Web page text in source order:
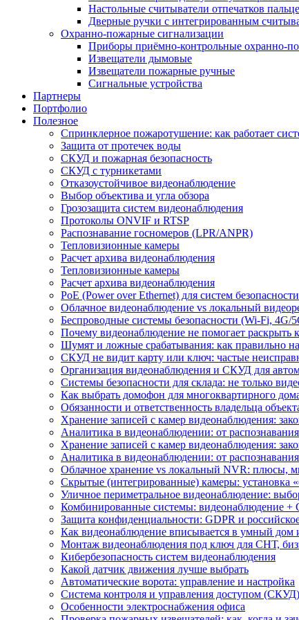
Настольные считыватели отпечатков
Дверные ручки с интегрированным
Охранно-пожарные сигнализации
Приборы приёмно-контрольные охранно-
Извещатели дымовые
Извещатели пожарные ручные
Сигнальные устройства
Партнеры
Портфолио
Полезное
Спринклерное пожаротушение: как работает
Защита от протечек воды
СКУД и пожарная безопасность
СКУД с турникетами
Отказоустойчивое видеонаблюдение
Выбор объектива и угла обзора
Грозозащита систем видеонаблюдения
Протоколы ONVIF и RTSP
Распознавание госномеров (LPR/ANPR)
Тепловизионные камеры
Расчет архива видеонаблюдения
Тепловизионные камеры
Расчет архива видеонаблюдения
PoE (Power over Ethernet) для систем
Облачное видеонаблюдение vs локальный
Беспроводные системы безопасности (Wi-Fi, 4G/
Почему видеонаблюдение не помогает
Шумят и ложные срабатывания: как правильно
СКУД не видит карту или ключ: частые
Организация видеонаблюдения и СКУД для
Системы безопасности для склада: не только
Как выбрать домофон для многоквартирного
Обязанности и ответственность владельца
Хранение записей с камер видеонаблюдения:
Аналитика в видеонаблюдении: от
Хранение записей с камер видеонаблюдения:
Аналитика в видеонаблюдении: от
Облачное хранение vs локальный NVR: плюсы,
Скрытые (интегрированные) камеры: установка
Уличное периметральное видеонаблюдение:
Комбинированные системы: видеонаблюдение +
Защита конфиденциальности: GDPR и
Как видеонаблюдение вписывается в умный дом
Монтаж видеонаблюдения под ключ для СНТ,
Кибербезопасность систем видеонаблюдения
Какой датчик движения лучше выбрать
Автоматические ворота: управление и настройка
Система контроля и управления доступом
Особенности электроснабжения офиса